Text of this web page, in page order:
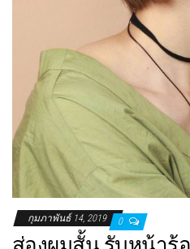
กุมภาพันธ์ 14, 2019 0